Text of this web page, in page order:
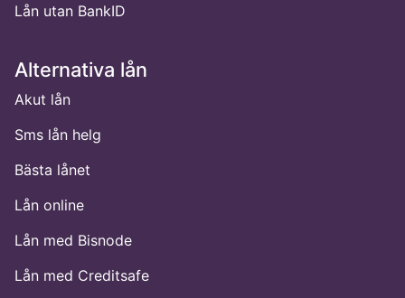
Lån utan BankID
Alternativa lån
Akut lån
Sms lån helg
Bästa lånet
Lån online
Lån med Bisnode
Lån med Creditsafe